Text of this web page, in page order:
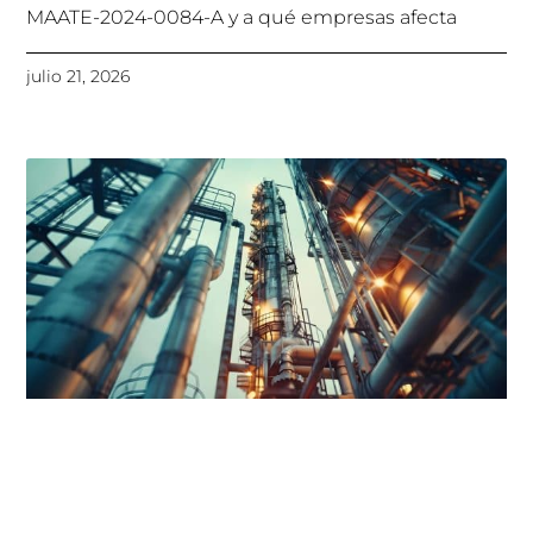
MAATE-2024-0084-A y a qué empresas afecta
julio 21, 2026